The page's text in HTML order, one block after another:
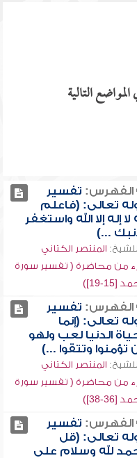
التالية
الفهرس: تفسير
تعالى: (فاعلم
لا إله إلا الله واستغفر
...)
للشيخ: المنتصر الكتاني
من محاضرة ( تفسير سورة
[15-19])
الفهرس: تفسير
تعالى: (إنما
الدنيا لعب ولهو
تؤمنوا وتتقوا ...)
للشيخ: المنتصر الكتاني
من محاضرة ( تفسير سورة
[36-38])
الفهرس: تفسير
تعالى: (قل
لله وسلام على